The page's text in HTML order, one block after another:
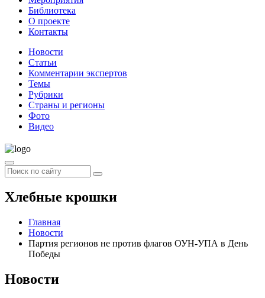
Библиотека
О проекте
Контакты
Новости
Статьи
Комментарии экспертов
Темы
Рубрики
Страны и регионы
Фото
Видео
Хлебные крошки
Главная
Новости
Партия регионов не против флагов ОУН-УПА в День
Победы
Новости